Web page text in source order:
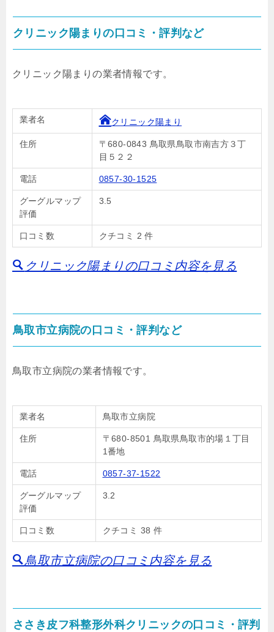
クリニック陽まりの口コミ・評判など
クリニック陽まりの業者情報です。
業者名 クリニック陽まり
住所
〒680-0843 鳥取県鳥取市南吉方３丁
目５２２
電話 0857-30-1525
グーグルマップ
評価
3.5
口コミ数 クチコミ 2 件
クリニック陽まりの口コミ内容を見る
鳥取市立病院の口コミ・評判など
鳥取市立病院の業者情報です。
業者名 鳥取市立病院
住所
〒680-8501 鳥取県鳥取市的場１丁目
1番地
電話 0857-37-1522
グーグルマップ
評価
3.2
口コミ数 クチコミ 38 件
鳥取市立病院の口コミ内容を見る
ささき皮フ科整形外科クリニックの口コミ・評判